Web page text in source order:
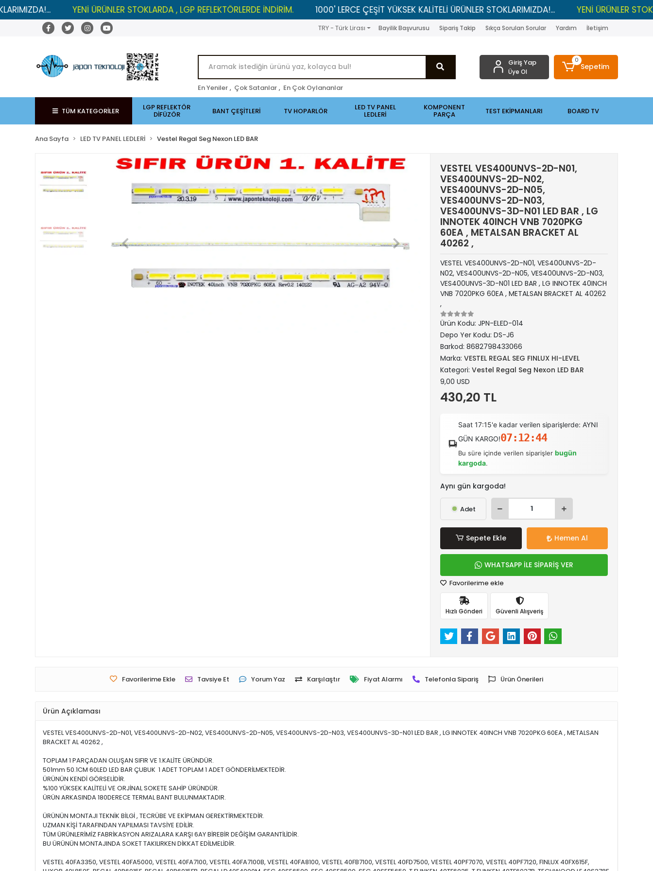
YENİ ÜRÜNLER STOKLARDA , LGP REFLEKTÖRLERDE İNDİRİM. 1000' LERCE ÇEŞİT YÜKSEK KALİTELİ ÜRÜNLER STOKLARIMIZDA!... YENİ ÜRÜNLER STOKLARDA ,
TRY - Türk Lirası Bayilik Başvurusu Sipariş Takip Sıkça Sorulan Sorular Yardım İletişim
En Yeniler , Çok Satanlar , En Çok Oylananlar
Giriş Yap
Üye Ol
0
Sepetim
TÜM KATEGORİLER LGP REFLEKTÖR
DİFÜZÖR BANT ÇEŞİTLERİ TV HOPARLÖR LED TV PANEL
LEDLERİ
KOMPONENT
PARÇA TEST EKİPMANLARI BOARD TV
Ana Sayfa LED TV PANEL LEDLERİ Vestel Regal Seg Nexon LED BAR
VESTEL VES400UNVS-2D-N01,
VES400UNVS-2D-N02,
VES400UNVS-2D-N05,
VES400UNVS-2D-N03,
VES400UNVS-3D-N01 LED BAR , LG
INNOTEK 40INCH VNB 7020PKG
60EA , METALSAN BRACKET AL
40262 ,
VESTEL VES400UNVS-2D-N01, VES400UNVS-2D-
N02, VES400UNVS-2D-N05, VES400UNVS-2D-N03,
VES400UNVS-3D-N01 LED BAR , LG INNOTEK 40INCH
VNB 7020PKG 60EA , METALSAN BRACKET AL 40262
,
Ürün Kodu: JPN-ELED-014
Depo Yer Kodu: DS-J6
Barkod: 8682798433066
Marka: VESTEL REGAL SEG FINLUX HI-LEVEL
Kategori: Vestel Regal Seg Nexon LED BAR
9,00 USD
430,20 TL
Saat 17:15'e kadar verilen siparişlerde: AYNI
GÜN KARGO!07:12:43
Bu süre içinde verilen siparişler bugün
kargoda.
Aynı gün kargoda!
Adet
Sepete Ekle Hemen Al
WHATSAPP İLE SİPARİŞ VER
Favorilerime ekle
Hızlı Gönderi Güvenli Alışveriş
Favorilerime Ekle Tavsiye Et Yorum Yaz Karşılaştır Fiyat Alarmı Telefonla Sipariş Ürün Önerileri
Ürün Açıklaması
VESTEL VES400UNVS-2D-N01, VES400UNVS-2D-N02, VES400UNVS-2D-N05, VES400UNVS-2D-N03, VES400UNVS-3D-N01 LED BAR , LG INNOTEK 40INCH VNB 7020PKG 60EA , METALSAN
BRACKET AL 40262 ,
TOPLAM 1 PARÇADAN OLUŞAN SIFIR VE 1.KALİTE ÜRÜNDÜR.
501mm 50.1CM 60LED LED BAR ÇUBUK 1 ADET TOPLAM 1 ADET GÖNDERİLMEKTEDİR.
ÜRÜNÜN KENDİ GÖRSELİDİR.
%100 YÜKSEK KALİTELİ VE ORJİNAL SOKETE SAHİP ÜRÜNDÜR.
ÜRÜN ARKASINDA 180DERECE TERMAL BANT BULUNMAKTADIR.
ÜRÜNÜN MONTAJI TEKNİK BİLGİ , TECRÜBE VE EKİPMAN GEREKTİRMEKTEDİR.
UZMAN KİŞİ TARAFINDAN YAPILMASI TAVSİYE EDİLİR.
TÜM ÜRÜNLERİMİZ FABRİKASYON ARIZALARA KARŞI 6AY BİREBİR DEĞİŞİM GARANTİLİDİR.
BU ÜRÜNÜN MONTAJINDA SOKET TAKILIRKEN DİKKAT EDİLMELİDİR.
VESTEL 40FA3350, VESTEL 40FA5000, VESTEL 40FA7100, VESTEL 40FA7100B, VESTEL 40FA8100, VESTEL 40FB7100, VESTEL 40FD7500, VESTEL 40PF7070, VESTEL 40PF7120, FINLUX 40FX615F,